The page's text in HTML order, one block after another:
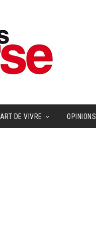
ART DE VIVRE OPINIONS